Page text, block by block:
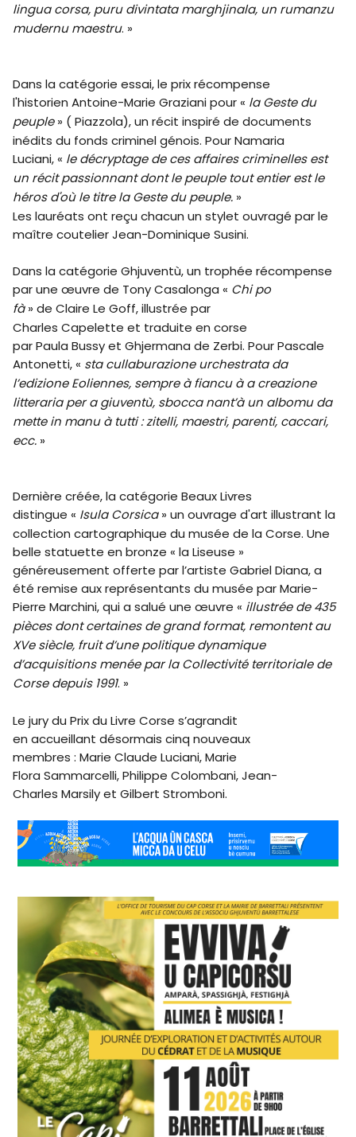
lingua corsa, puru divintata marghjinala, un rumanzu
mudernu maestru. »
Dans la catégorie essai, le prix récompense
l'historien Antoine-Marie Graziani pour « la Geste du
peuple» ( Piazzola), un récit inspiré de documents
inédits du fonds criminel génois. Pour Namaria
Luciani, « le décryptage de ces affaires criminelles est
un récit passionnant dont le peuple tout entier est le
héros d'où le titre la Geste du peuple. »
Les lauréats ont reçu chacun un stylet ouvragé par le
maître coutelier Jean-Dominique Susini.
Dans la catégorie Ghjuventù, un trophée récompense
par une œuvre de Tony Casalonga « Chi po
fà» de Claire Le Goff, illustrée par
Charles Capelette et traduite en corse
par Paula Bussy et Ghjermana de Zerbi. Pour Pascale
Antonetti, « sta cullaburazione urchestrata da
l’edizione Eoliennes, sempre à fiancu à a creazione
litteraria per a giuventù, sbocca nant’à un albomu da
mette in manu à tutti : zitelli, maestri, parenti, caccari,
ecc. »
Dernière créée, la catégorie Beaux Livres
distingue « Isula Corsica» un ouvrage d'art illustrant la
collection cartographique du musée de la Corse. Une
belle statuette en bronze « la Liseuse »
généreusement offerte par l’artiste Gabriel Diana, a
été remise aux représentants du musée par Marie-
Pierre Marchini, qui a salué une œuvre « illustrée de 435
pièces dont certaines de grand format, remontent au
XVe siècle, fruit d’une politique dynamique
d’acquisitions menée par la Collectivité territoriale de
Corse depuis 1991. »
Le jury du Prix du Livre Corse s’agrandit
en accueillant désormais cinq nouveaux
membres : Marie Claude Luciani, Marie
Flora Sammarcelli, Philippe Colombani, Jean-
Charles Marsily et Gilbert Stromboni.